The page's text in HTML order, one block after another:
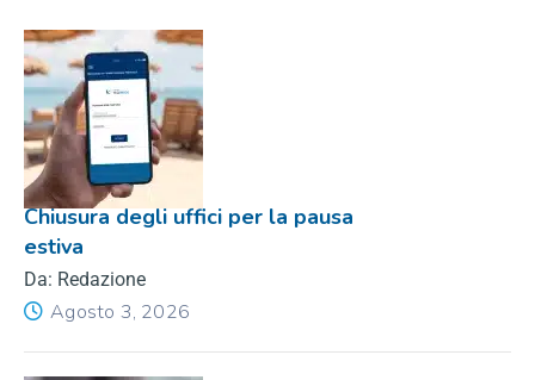
Chiusura degli uffici per la pausa
estiva
Da: Redazione
Agosto 3, 2026